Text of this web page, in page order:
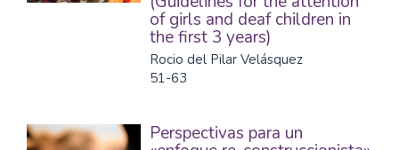
of girls and deaf children in
the first 3 years)
Rocio del Pilar Velásquez
51-63
Perspectivas para un